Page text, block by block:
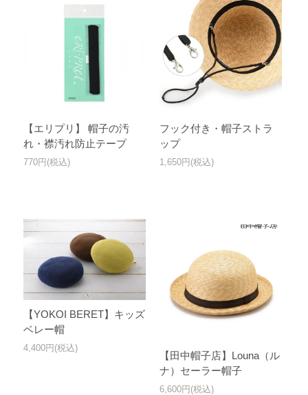
【エリプリ】 帽子の汚
れ・襟汚れ防止テープ
770円(税込)
フック付き・帽子ストラ
ップ
1,650円(税込)
【YOKOI BERET】キッズ
ベレー帽
4,400円(税込)
【田中帽子店】Louna（ル
ナ）セーラー帽子
6,600円(税込)